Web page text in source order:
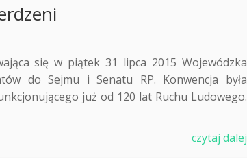
się w piątek 31 lipca 2015 Wojewódzka
do Sejmu i Senatu RP. Konwencja była
już od 120 lat Ruchu Ludowego.
czytaj dalej